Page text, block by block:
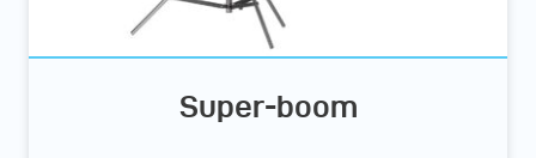
Super-boom